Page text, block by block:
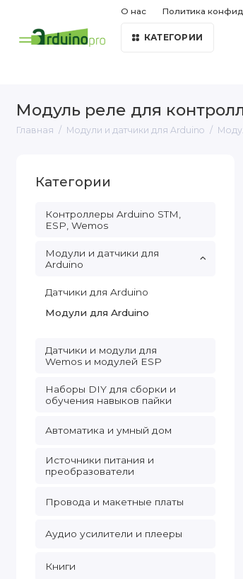
О нас Политика
КАТЕГОРИИ
Модуль реле для
Главная Модули и датчики для Arduino
Категории
Контроллеры Arduino STM,
ESP, Wemos
Модули и датчики для
Arduino
Датчики для Arduino
Модули для Arduino
Датчики и модули для
Wemos и модулей ESP
Наборы DIY для сборки и
обучения навыков пайки
Автоматика и умный дом
Источники питания и
преобразователи
Провода и макетные платы
Аудио усилители и плееры
Книги